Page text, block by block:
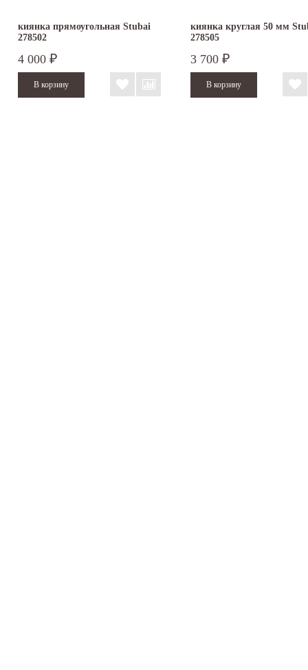
киянка прямоугольная Stubai
278502
4 000 ₽
киянка круглая 50 мм
278505
3 700 ₽